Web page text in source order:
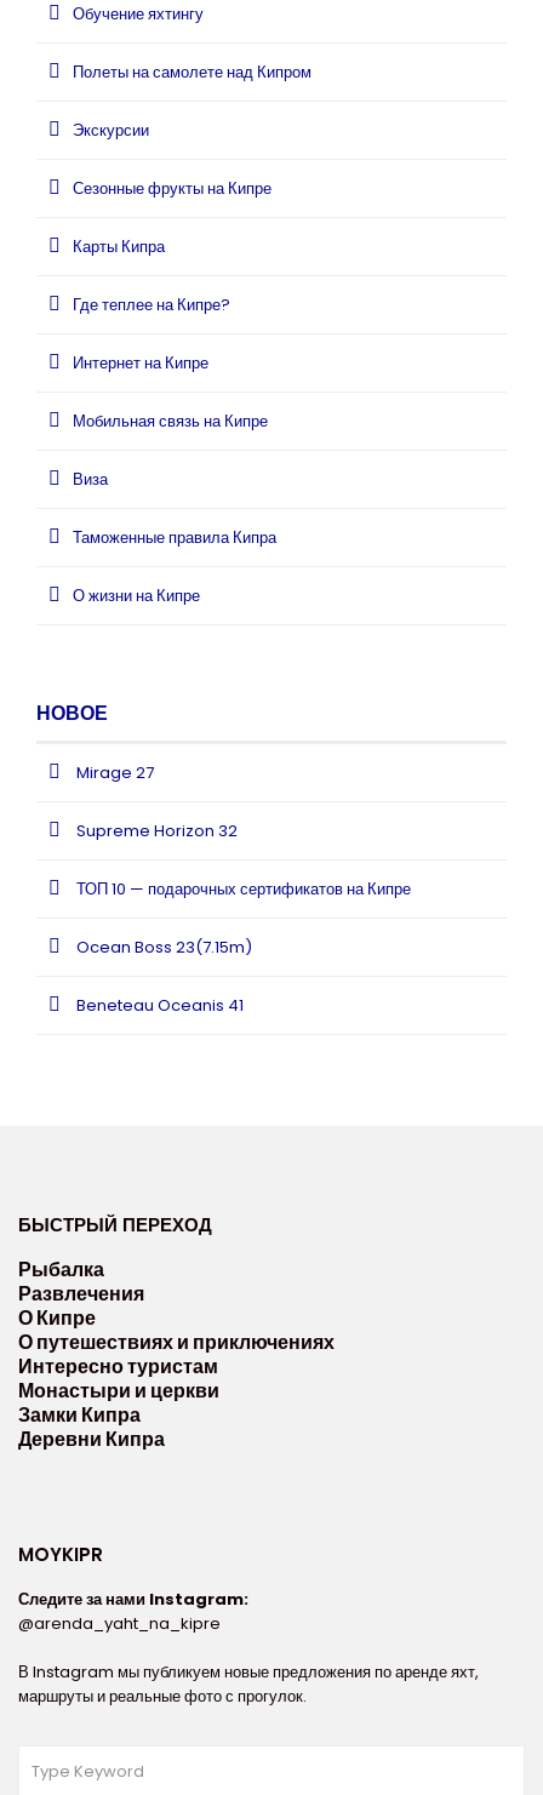
Обучение яхтингу
Полеты на самолете над Кипром
Экскурсии
Сезонные фрукты на Кипре
Карты Кипра
Где теплее на Кипре?
Интернет на Кипре
Мобильная связь на Кипре
Виза
Таможенные правила Кипра
О жизни на Кипре
НОВОЕ
Mirage 27
Supreme Horizon 32
ТОП 10 — подарочных сертификатов на Кипре
Ocean Boss 23(7.15m)
Beneteau Oceanis 41
БЫСТРЫЙ ПЕРЕХОД
Рыбалка
Развлечения
О Кипре
О путешествиях и приключениях
Интересно туристам
Монастыри и церкви
Замки Кипра
Деревни Кипра
MOYKIPR
Следите за нами Instagram:
@arenda_yaht_na_kipre
В Instagram мы публикуем новые предложения по аренде яхт,
маршруты и реальные фото с прогулок.